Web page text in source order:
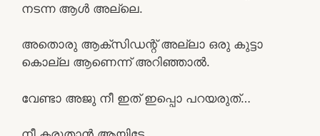
നടന്ന ആൾ അല്ലെ.
അതൊരു ആക്‌സിഡന്റ് അല്ലാ ഒരു കുട്ടാ
കൊല്ല ആണെന്ന് അറിഞ്ഞാൽ.
വേണ്ടാ അജു നീ ഇത്‌ ഇപ്പൊ പറയരുത്…